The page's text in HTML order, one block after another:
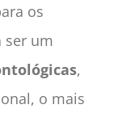
os
ser um
,
o mais